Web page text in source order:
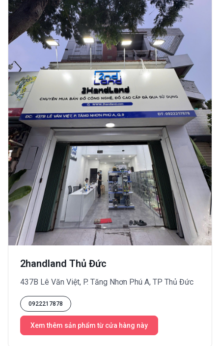
2handland Thủ Đức
437B Lê Văn Việt, P. Tăng Nhơn Phú A, TP Thủ Đức
0922217878
Xem thêm sản phẩm từ cửa hàng này